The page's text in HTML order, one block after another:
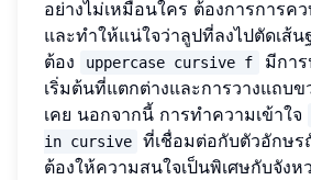
อย่างไม่เหมือนใคร ต้องการการ
และทำให้แน่ใจว่าลูปที่ลงไปตัดเส้น
ต้อง
uppercase cursive f
มีกา
เริ่มต้นที่แตกต่างและการวางแถบ
เคย นอกจากนี้ การทำความเข้าใจ
in cursive
ที่เชื่อมต่อกับตัวอักษร
ต้องให้ความสนใจเป็นพิเศษกับจังห